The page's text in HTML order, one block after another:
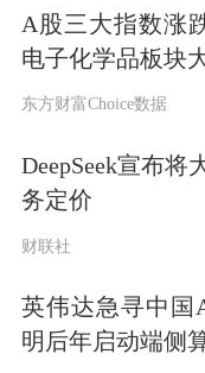
人手的两倍
简单、传统。
破空心杯电
器、传感器的
伺服电缸，成
模块，最小的
性的手大小相
提升。
A股三大指数涨
电子化学品板块
东方财富Choice数据
DeepSeek宣布将
务定价
财联社
英伟达急寻中国
明后年启动端侧